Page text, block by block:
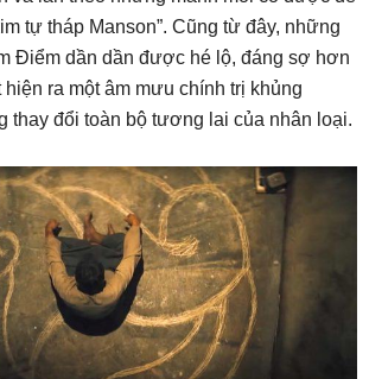
tự tháp Manson”. Cũng từ đây, những
Điểm dần dần được hé lộ, đáng sợ hơn
hiện ra một âm mưu chính trị khủng
thay đổi toàn bộ tương lai của nhân loại.